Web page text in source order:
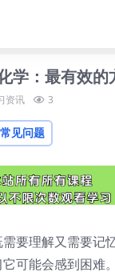
学：最有效的
资讯 3
常见问题
要理解又需要记
可能会感到困难